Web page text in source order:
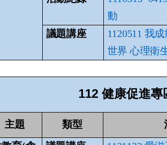
動
議題講座
1120511 我
世界 心理衛
112 健康促進專
主題 類型